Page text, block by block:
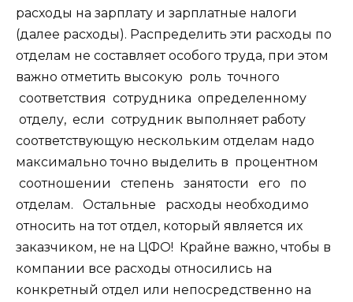
расходы на зарплату и зарплатные налоги
(далее расходы). Распределить эти расходы по
отделам не составляет особого труда, при этом
важно отметить высокую роль точного
соответствия сотрудника определенному
отделу, если сотрудник выполняет работу
соответствующую нескольким отделам надо
максимально точно выделить в процентном
соотношении степень занятости его по
отделам. Остальные расходы необходимо
относить на тот отдел, который является их
заказчиком, не на ЦФО! Крайне важно, чтобы в
компании все расходы относились на
конкретный отдел или непосредственно на